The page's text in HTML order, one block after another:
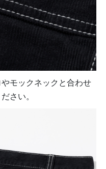
モックネックと合わせ
さい。